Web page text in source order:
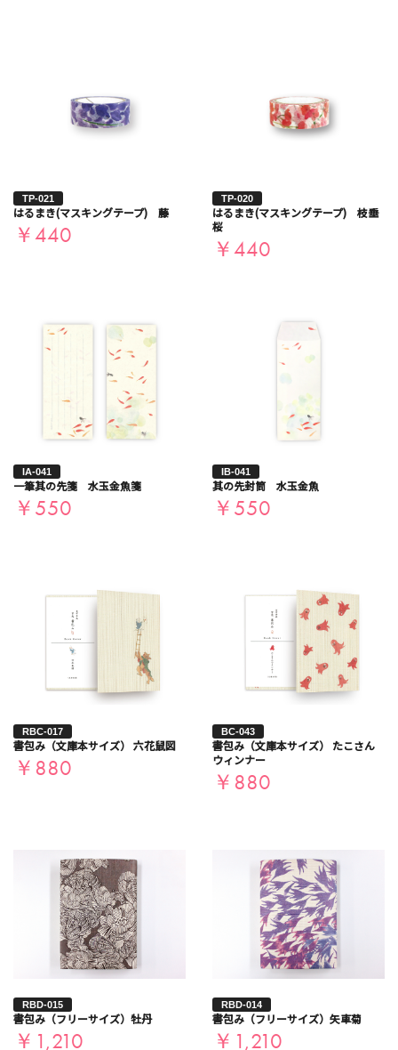
TP-021
はるまき(マスキングテープ) 藤
￥440
TP-020
はるまき(マスキングテープ) 枝垂
桜
￥440
IA-041
一筆其の先箋 水玉金魚箋
￥550
IB-041
其の先封筒 水玉金魚
￥550
RBC-017
書包み（文庫本サイズ） 六花鼠図
￥880
BC-043
書包み（文庫本サイズ） たこさん
ウィンナー
￥880
RBD-015
書包み（フリーサイズ）牡丹
￥1,210
RBD-014
書包み（フリーサイズ）矢車菊
￥1,210